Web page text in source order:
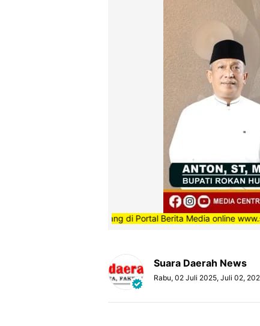
”Selamat Datang di Portal Berita Media online
Suara Daerah News
Rabu, 02 Juli 2025, Juli 02,